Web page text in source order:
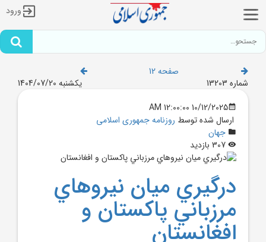
ورود
صفحه 12
شماره 13203
یکشنبه 1404/07/20
10/12/2025 12:00:00 AM
ارسال شده توسط روزنامه جمهوری اسلامی
جهان
درگيري ميان نيروهاي
مرزباني پاکستان و
افغانستان